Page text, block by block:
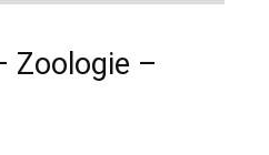
Zoologie –